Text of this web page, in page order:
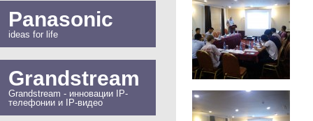
Panasonic
ideas for life
Grandstream
Grandstream - инновации IP-
телефонии и IP-видео